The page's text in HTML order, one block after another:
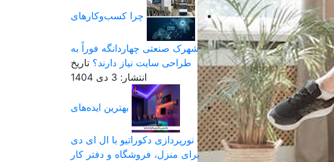
چرا کسب‌وکارهای
شهرک صنعتی چهاردانگه فوراً به
طراحی سایت نیاز دارند؟ تاریخ
انتشار: 3 دی 1404
بهترین ایده‌های
نورپردازی دکوراتیو با ال ای دی
برای منزل، فروشگاه و دفتر کار